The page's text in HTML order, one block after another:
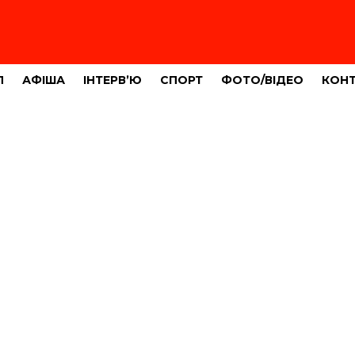
АФІША ІНТЕРВ’Ю СПОРТ ФОТО/ВІДЕО